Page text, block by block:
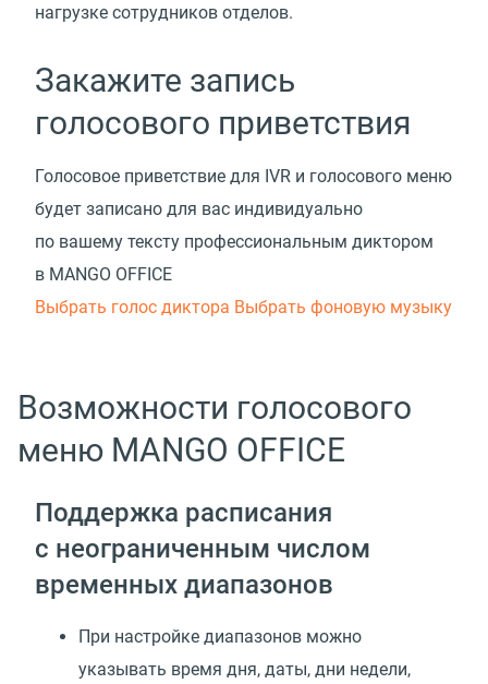
нагрузке сотрудников отделов.
Закажите запись
голосового приветствия
Голосовое приветствие для IVR и голосового меню
будет записано для вас индивидуально
по вашему тексту профессиональным диктором
в MANGO OFFICE
Выбрать голос диктора Выбрать фоновую музыку
Возможности голосового
меню MANGO OFFICE
Поддержка расписания
с неограниченным числом
временных диапазонов
При настройке диапазонов можно
указывать время дня, даты, дни недели,